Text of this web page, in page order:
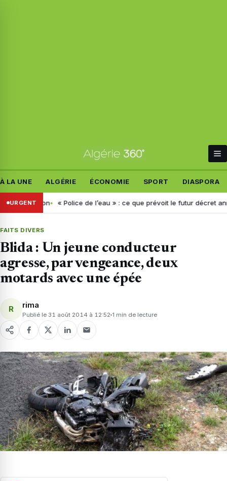
À LA UNE ALGÉRIE ÉCONOMIE SPORT DIASPORA
URGENT
décision « Police de l’eau » : ce que prévoit le futur décret
FAITS DIVERS
Blida : Un jeune conducteur
agresse, par vengeance, deux
motards avec une épée
R rima
Publié le 31 août 2014 à 12:52 1 min de lecture